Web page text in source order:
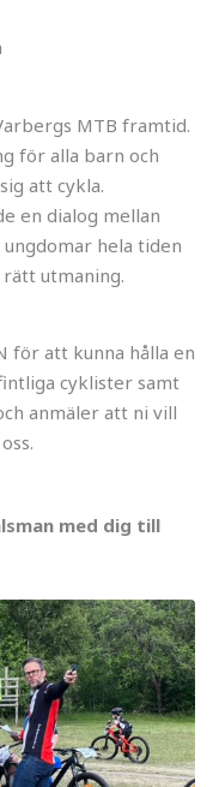
MTB framtid.
för alla barn och
att cykla.
en dialog mellan
hela tiden
utmaning.
för att kunna hålla en
cyklister samt
anmäler att ni vill
med dig till